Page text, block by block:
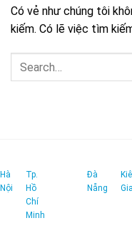
Có vẻ như chúng tôi
kiếm. Có lẽ việc tìm
Hà
Nội
Tp.
Hồ
Chí
Minh
Đà
Nẵng